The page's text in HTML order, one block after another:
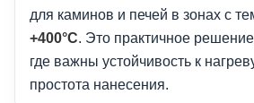
для каминов и печей в зонах с
+400°C. Это практичное
где важны устойчивость к
простота нанесения.